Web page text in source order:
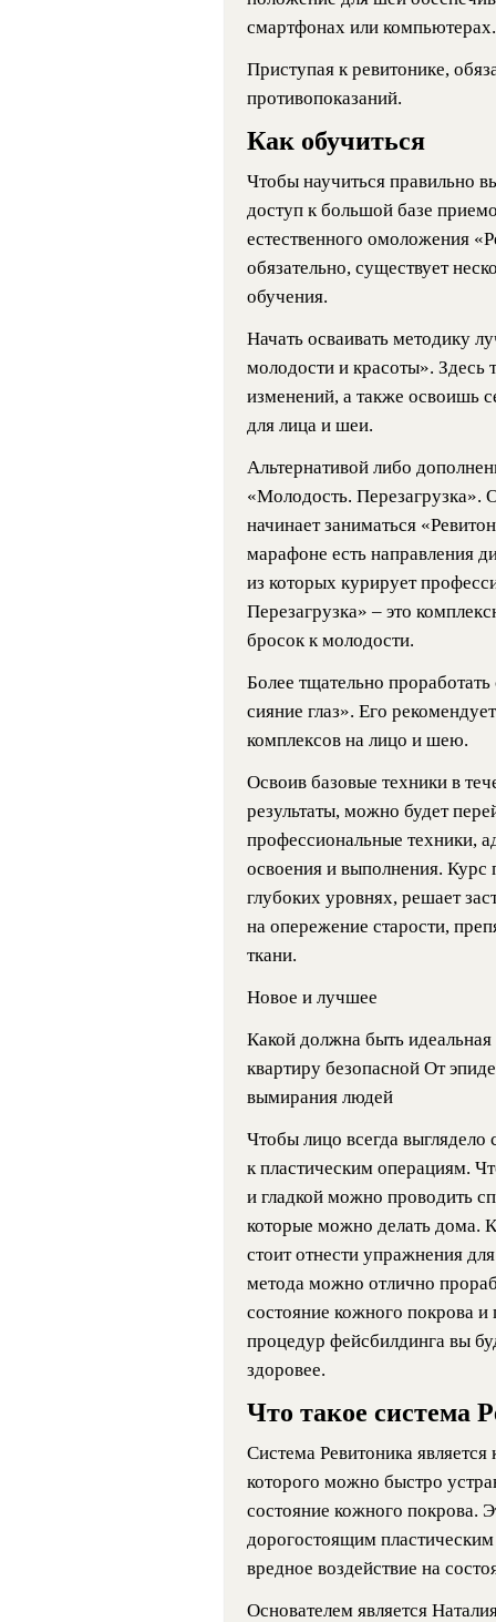
смартфонах или компьютерах.
Приступая к ревитонике,
противопоказаний.
Как обучиться
Чтобы научиться правильно
доступ к большой базе
естественного омоложения
обязательно, существует
обучения.
Начать осваивать методику
молодости и красоты». Здесь
изменений, а также освоишь
для лица и шеи.
Альтернативой либо
«Молодость. Перезагрузка».
начинает заниматься
марафоне есть направления
из которых курирует
Перезагрузка» – это
бросок к молодости.
Более тщательно
сияние глаз». Его
комплексов на лицо и шею.
Освоив базовые техники в
результаты, можно будет
профессиональные техники,
освоения и выполнения. Курс
глубоких уровнях, решает
на опережение старости,
ткани.
Новое и лучшее
Какой должна быть
квартиру безопасной От
вымирания людей
Чтобы лицо всегда выглядело
к пластическим операциям.
и гладкой можно проводить
которые можно делать дома.
стоит отнести упражнения
метода можно отлично
состояние кожного покрова и
процедур фейсбилдинга вы
здоровее.
Что такое система
Система Ревитоника
которого можно быстро
состояние кожного покрова.
дорогостоящим
вредное воздействие на
Основателем является